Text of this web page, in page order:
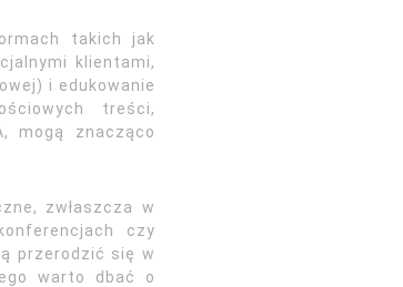
takich jak
klientami,
i edukowanie
treści,
mogą znacząco
zwłaszcza w
czy
przerodzić się w
warto dbać o